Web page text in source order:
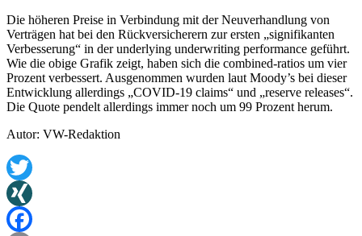
Die höheren Preise in Verbindung mit der Neuverhandlung von
Verträgen hat bei den Rückversicherern zur ersten „signifikanten
Verbesserung“ in der underlying underwriting performance geführt.
Wie die obige Grafik zeigt, haben sich die combined-ratios um vier
Prozent verbessert. Ausgenommen wurden laut Moody’s bei dieser
Entwicklung allerdings „COVID-19 claims“ und „reserve releases“.
Die Quote pendelt allerdings immer noch um 99 Prozent herum.
Autor: VW-Redaktion
Twitter
XING